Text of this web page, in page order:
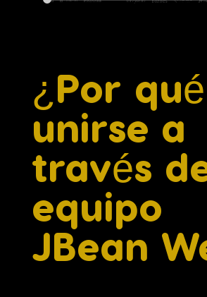
¿Por qué
unirse a
través
equipo
JBean